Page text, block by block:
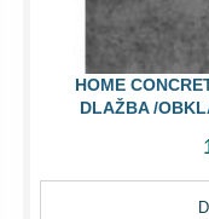
HOME
DLAŽBA /